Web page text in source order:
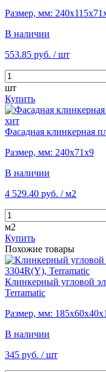
Размер, мм:
В наличии
553.85 руб. / шт
шт
Купить
хит
Фасадная клинкерная
Размер, мм: 240х71х9
В наличии
4 529.40 руб. / м2
м2
Купить
Похожие товары
Клинкерный угловой
Terramatic
Размер, мм:
В наличии
345 руб. / шт